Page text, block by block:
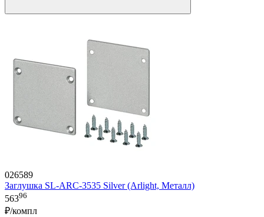
026589
Заглушка SL-ARC-3535 Silver (Arlight, Металл)
56396
₽/компл